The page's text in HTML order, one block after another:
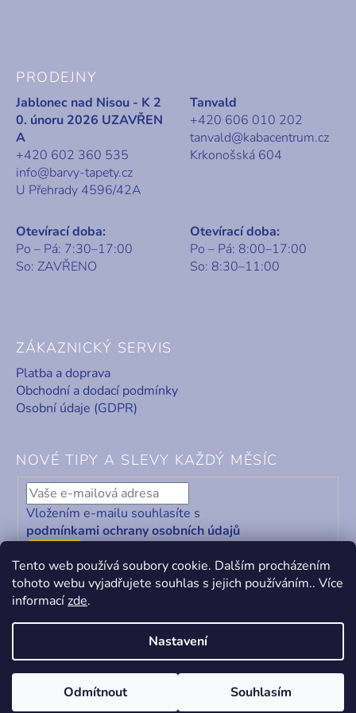
Tento web používá soubory cookie. Dalším procházením
tohoto webu vyjadřujete souhlas s jejich používáním.. Více
informacízde.
Nastavení
Odmítnout Souhlasím
PRODEJNY
Jablonec nad Nisou - K 2
0. únoru 2026 UZAVŘEN
A
+420 602 360 535
info@barvy-tapety.cz
U Přehrady 4596/42A
Tanvald
+420 606 010 202
tanvald@kabacentrum.cz
Krkonošská 604
Otevírací doba:
Po – Pá: 7:30–17:00
So: ZAVŘENO
Otevírací doba:
Po – Pá: 8:00–17:00
So: 8:30–11:00
ZÁKAZNICKÝ SERVIS
Platba a doprava
Obchodní a dodací podmínky
Osobní údaje (GDPR)
NOVÉ TIPY A SLEVY KAŽDÝ MĚSÍC
Vložením e-mailu souhlasíte s
podmínkami ochrany osobních údajů
ODEBÍRAT
Vytvořil Shoptet&PekneWeby
Copyright 2026
. Všechna práva